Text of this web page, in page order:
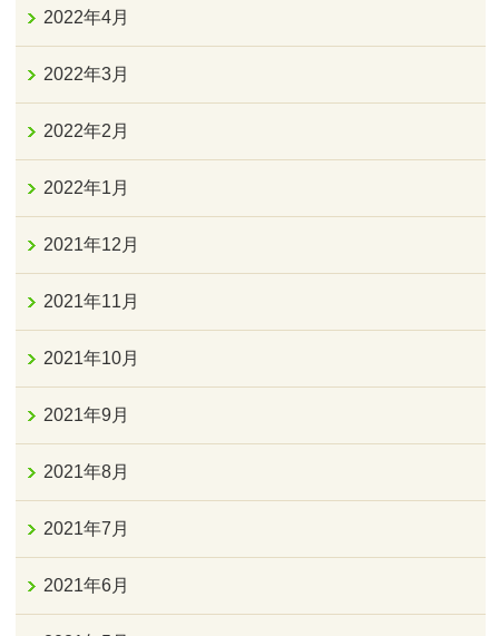
2022年4月
2022年3月
2022年2月
2022年1月
2021年12月
2021年11月
2021年10月
2021年9月
2021年8月
2021年7月
2021年6月